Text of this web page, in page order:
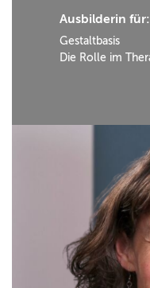
TERMINE
AUSBILDER
Ausbilderin für:
Gestaltbasis
Die Rolle im